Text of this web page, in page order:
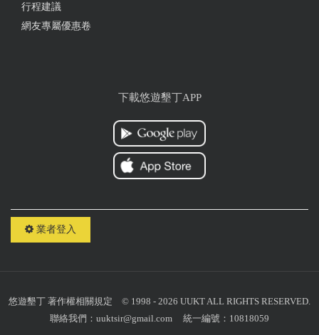
行程建議
網友專屬優惠卷
下載悠遊墾丁APP
業者登入
悠遊墾丁 著作權相關規定 © 1998 - 2026 UUKT ALL RIGHTS RESERVED.
聯絡我們： uuktsir@gmail.com 統一編號：10818059